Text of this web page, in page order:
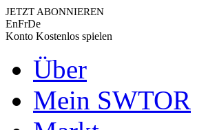
JETZT ABONNIEREN
EnFrDe
Konto Kostenlos spielen
Über
Mein SWTOR